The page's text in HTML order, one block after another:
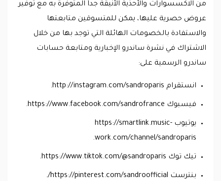
من الاكسسوارات والأحذية الأنيقة جداً المتوفرة به مع توفير
عروض حصرية عليها، يمكن للمتسوقين متابعتها
والاستفادة بالخصومات الهائلة التي توجد بها من خلال
الاشتراك في نشرة ساندرو الإخبارية ومتابعة حسابات
ساندرو الرسمية على:
انستقرام http://instagram.com/sandroparis.
فيسبوك https://www.facebook.com/sandrofrance.
يوتيوب https://smartlink.music-
work.com/channel/sandroparis.
تيك توك https://www.tiktok.com/@sandroparis.
بنترست https://pinterest.com/sandroofficial/.